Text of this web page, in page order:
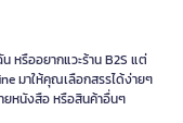
หรืออยากแวะร้าน B2S แต่
มาให้คุณเลือกสรรได้ง่ายๆ
ยหนังสือ หรือสินค้าอื่นๆ